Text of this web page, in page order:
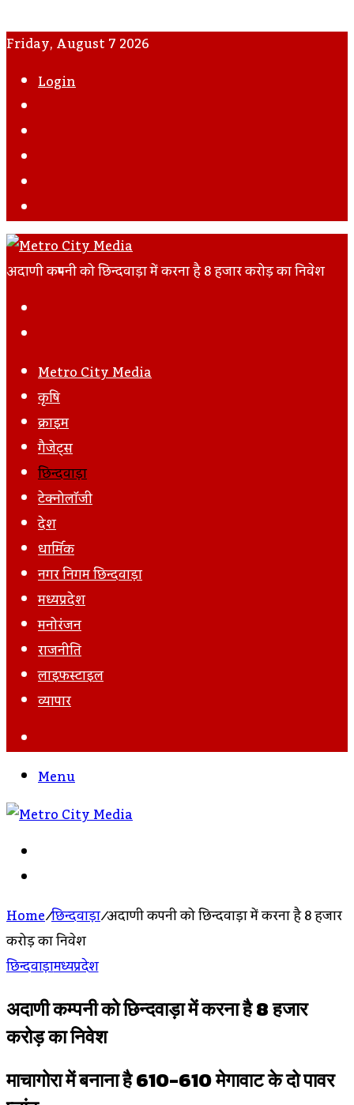
Friday, August 7 2026
Login
अदाणी कम्पनी को छिन्दवाड़ा में करना है 8 हजार करोड़ का निवेश
Metro City Media
कृषि
क्राइम
गैजेट्स
छिन्दवाड़ा
टेक्नोलॉजी
देश
धार्मिक
नगर निगम छिन्दवाड़ा
मध्यप्रदेश
मनोरंजन
राजनीति
लाइफस्टाइल
व्यापार
Menu
Home/छिन्दवाड़ा/अदाणी कम्पनी को छिन्दवाड़ा में करना है 8 हजार
करोड़ का निवेश
छिन्दवाड़ामध्यप्रदेश
अदाणी कम्पनी को छिन्दवाड़ा में करना है 8 हजार
करोड़ का निवेश
माचागोरा में बनाना है 610-610 मेगावाट के दो पावर